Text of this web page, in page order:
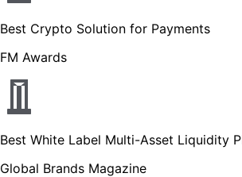
Best Crypto Solution for Payments
FM Awards
Best White Label Multi-Asset Liquidity
Global Brands Magazine